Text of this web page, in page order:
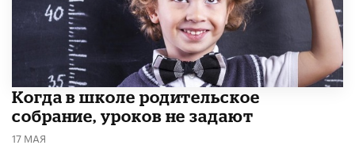
Когда в школе родительское
собрание, уроков не задают
17 МАЯ